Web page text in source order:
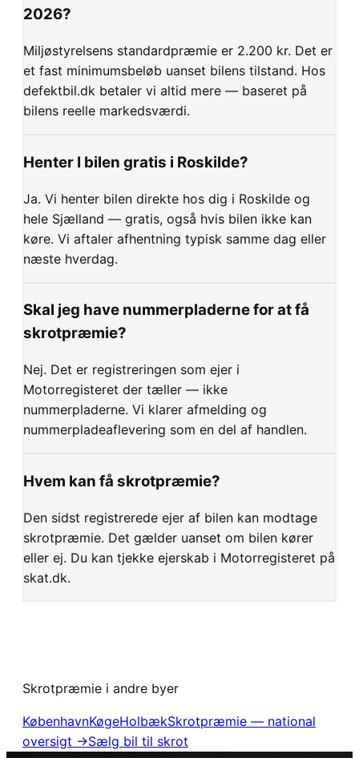
2026?
Miljøstyrelsens standardpræmie er 2.200 kr. Det er
et fast minimumsbeløb uanset bilens tilstand. Hos
defektbil.dk betaler vi altid mere — baseret på
bilens reelle markedsværdi.
Henter I bilen gratis i Roskilde?
Ja. Vi henter bilen direkte hos dig i Roskilde og
hele Sjælland — gratis, også hvis bilen ikke kan
køre. Vi aftaler afhentning typisk samme dag eller
næste hverdag.
Skal jeg have nummerpladerne for at få
skrotpræmie?
Nej. Det er registreringen som ejer i
Motorregisteret der tæller — ikke
nummerpladerne. Vi klarer afmelding og
nummerpladeaflevering som en del af handlen.
Hvem kan få skrotpræmie?
Den sidst registrerede ejer af bilen kan modtage
skrotpræmie. Det gælder uanset om bilen kører
eller ej. Du kan tjekke ejerskab i Motorregisteret på
skat.dk.
Skrotpræmie i andre byer
KøbenhavnKøgeHolbækSkrotpræmie — national
oversigt →Sælg bil til skrot